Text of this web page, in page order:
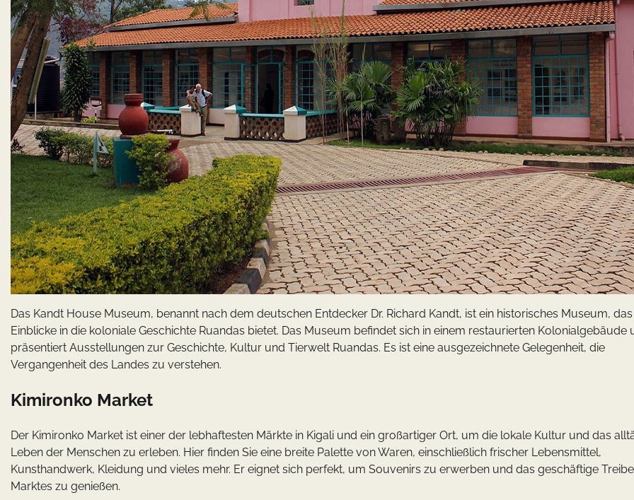
Das Kandt House Museum, benannt nach dem deutschen Entdecker Dr. Richard Kandt, ist ein historisches Museum, das
Einblicke in die koloniale Geschichte Ruandas bietet. Das Museum befindet sich in einem restaurierten Kolonialgebäude
präsentiert Ausstellungen zur Geschichte, Kultur und Tierwelt Ruandas. Es ist eine ausgezeichnete Gelegenheit, die
Vergangenheit des Landes zu verstehen.
Kimironko Market
Der Kimironko Market ist einer der lebhaftesten Märkte in Kigali und ein großartiger Ort, um die lokale Kultur und das
Leben der Menschen zu erleben. Hier finden Sie eine breite Palette von Waren, einschließlich frischer Lebensmittel,
Kunsthandwerk, Kleidung und vieles mehr. Er eignet sich perfekt, um Souvenirs zu erwerben und das geschäftige
Marktes zu genießen.